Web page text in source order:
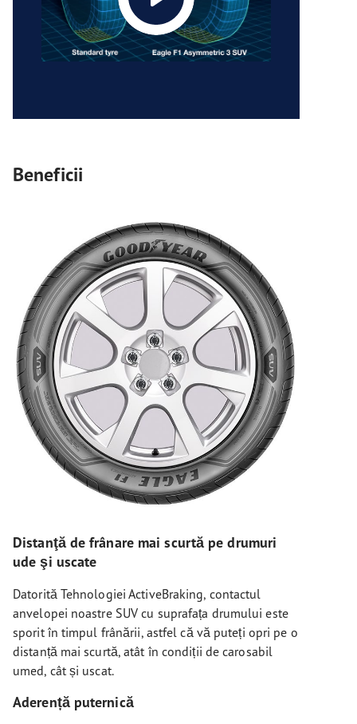
Beneficii
Distanţă de frânare mai scurtă pe drumuri
ude şi uscate
Datorită Tehnologiei ActiveBraking, contactul
anvelopei noastre SUV cu suprafața drumului este
sporit în timpul frânării, astfel că vă puteți opri pe o
distanță mai scurtă, atât în condiții de carosabil
umed, cât și uscat.
Aderență puternică